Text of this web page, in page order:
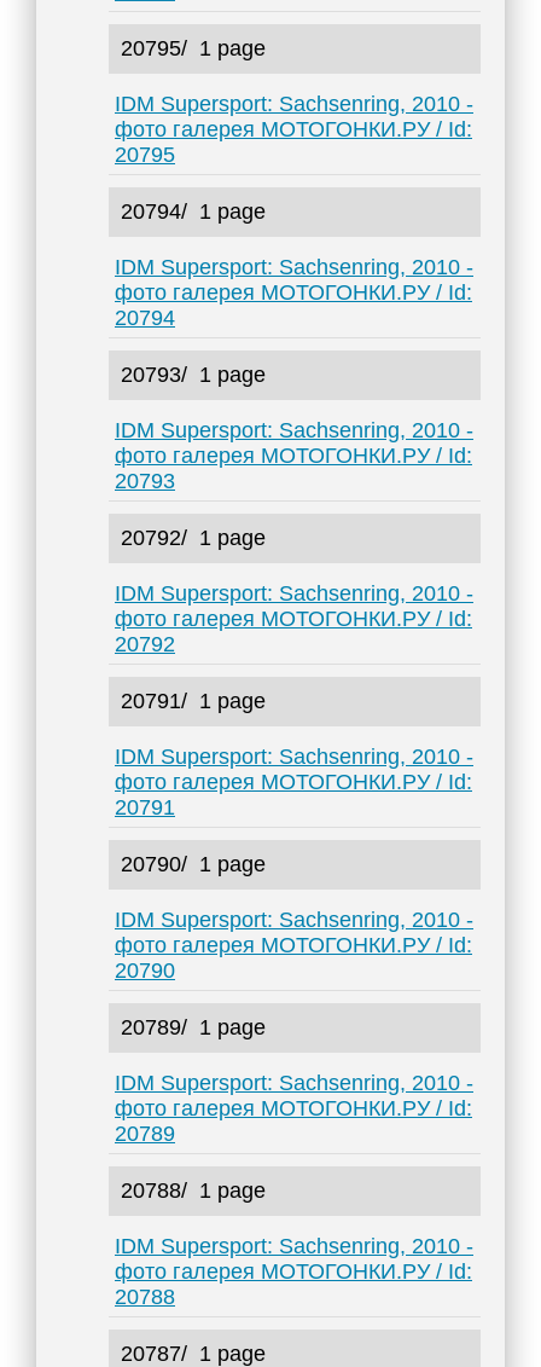
20795/ 1 page
IDM Supersport: Sachsenring, 2010 -
фото галерея МОТОГОНКИ.РУ / Id:
20795
20794/ 1 page
IDM Supersport: Sachsenring, 2010 -
фото галерея МОТОГОНКИ.РУ / Id:
20794
20793/ 1 page
IDM Supersport: Sachsenring, 2010 -
фото галерея МОТОГОНКИ.РУ / Id:
20793
20792/ 1 page
IDM Supersport: Sachsenring, 2010 -
фото галерея МОТОГОНКИ.РУ / Id:
20792
20791/ 1 page
IDM Supersport: Sachsenring, 2010 -
фото галерея МОТОГОНКИ.РУ / Id:
20791
20790/ 1 page
IDM Supersport: Sachsenring, 2010 -
фото галерея МОТОГОНКИ.РУ / Id:
20790
20789/ 1 page
IDM Supersport: Sachsenring, 2010 -
фото галерея МОТОГОНКИ.РУ / Id:
20789
20788/ 1 page
IDM Supersport: Sachsenring, 2010 -
фото галерея МОТОГОНКИ.РУ / Id:
20788
20787/ 1 page